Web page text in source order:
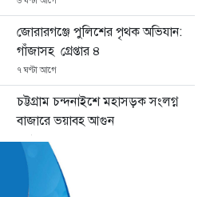
জোরারগঞ্জে পুলিশের পৃথক অভিযান:
গাঁজাসহ গ্রেপ্তার ৪
৭ ঘণ্টা আগে
চট্টগ্রাম চন্দনাইশে মহাসড়ক সংলগ্ন
বাজারে ভয়াবহ আগুন
৮ ঘণ্টা আগে
“হাসিনার অনুমতিতেই ইন্টারনেট বন্ধের
পরিকল্পনা বাস্তবায়ন করেন কাদের”